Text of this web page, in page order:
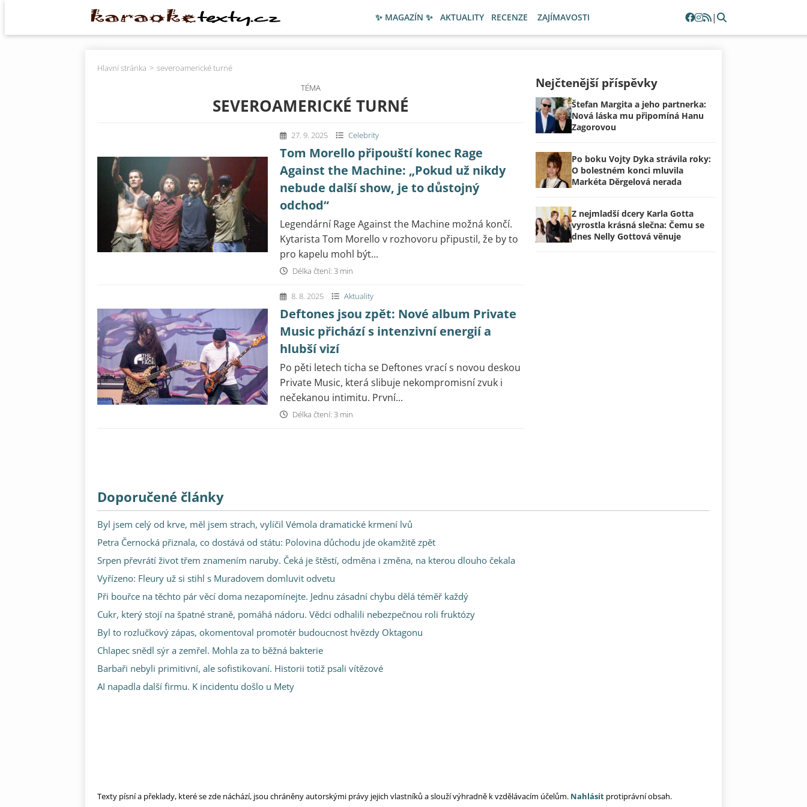
✨ MAGAZÍN ✨ AKTUALITY RECENZE ZAJÍMAVOSTI |
Hlavní stránka
severoamerické turné
TÉMA
SEVEROAMERICKÉ TURNÉ
27. 9. 2025 Celebrity
Tom Morello připouští konec Rage
Against the Machine: „Pokud už nikdy
nebude další show, je to důstojný
odchod“
Legendární Rage Against the Machine možná končí.
Kytarista Tom Morello v rozhovoru připustil, že by to
pro kapelu mohl být...
Délka čtení: 3 min
8. 8. 2025 Aktuality
Deftones jsou zpět: Nové album Private
Music přichází s intenzivní energií a
hlubší vizí
Po pěti letech ticha se Deftones vrací s novou deskou
Private Music, která slibuje nekompromisní zvuk i
nečekanou intimitu. První...
Délka čtení: 3 min
Nejčtenější příspěvky
Štefan Margita a jeho partnerka:
Nová láska mu připomíná Hanu
Zagorovou
Po boku Vojty Dyka strávila roky:
O bolestném konci mluvila
Markéta Děrgelová nerada
Z nejmladší dcery Karla Gotta
vyrostla krásná slečna: Čemu se
dnes Nelly Gottová věnuje
Doporučené články
Byl jsem celý od krve, měl jsem strach, vylíčil Vémola dramatické krmení lvů
Petra Černocká přiznala, co dostává od státu: Polovina důchodu jde okamžitě zpět
Srpen převrátí život třem znamením naruby. Čeká je štěstí, odměna i změna, na kterou dlouho čekala
Vyřízeno: Fleury už si stihl s Muradovem domluvit odvetu
Při bouřce na těchto pár věcí doma nezapomínejte. Jednu zásadní chybu dělá téměř každý
Cukr, který stojí na špatné straně, pomáhá nádoru. Vědci odhalili nebezpečnou roli fruktózy
Byl to rozlučkový zápas, okomentoval promotér budoucnost hvězdy Oktagonu
Chlapec snědl sýr a zemřel. Mohla za to běžná bakterie
Barbaři nebyli primitivní, ale sofistikovaní. Historii totiž psali vítězové
AI napadla další firmu. K incidentu došlo u Mety
Texty písní a překlady, které se zde náchází, jsou chráněny autorskými právy jejich vlastníků a slouží výhradně k vzdělávacím účelům. Nahlásit protiprávní obsah.